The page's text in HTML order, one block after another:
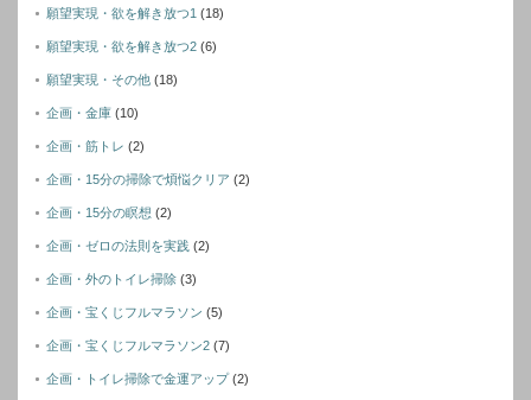
願望実現・欲を解き放つ1 (18)
願望実現・欲を解き放つ2 (6)
願望実現・その他 (18)
企画・金庫 (10)
企画・筋トレ (2)
企画・15分の掃除で煩悩クリア (2)
企画・15分の瞑想 (2)
企画・ゼロの法則を実践 (2)
企画・外のトイレ掃除 (3)
企画・宝くじフルマラソン (5)
企画・宝くじフルマラソン2 (7)
企画・トイレ掃除で金運アップ(2)